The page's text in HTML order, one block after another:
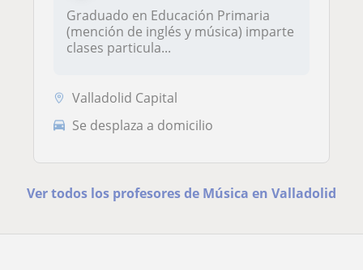
Graduado en Educación Primaria
(mención de inglés y música) imparte
clases particula...
Valladolid Capital
Se desplaza a domicilio
Ver todos los profesores de Música en Valladolid